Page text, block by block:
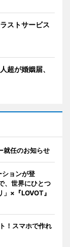
ストサービス
が婚姻届、
就任のお知らせ
ョンが登
、世界にひとつ
×『LOVOT』
！スマホで作れ